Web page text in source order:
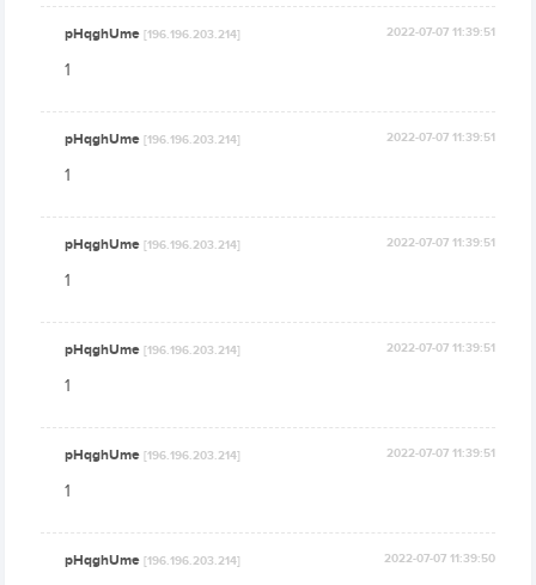
pHqghUme[196.196.203.214] 2022-07-07 11:39:51
1
pHqghUme[196.196.203.214] 2022-07-07 11:39:51
1
pHqghUme[196.196.203.214] 2022-07-07 11:39:51
1
pHqghUme[196.196.203.214] 2022-07-07 11:39:51
1
pHqghUme[196.196.203.214] 2022-07-07 11:39:51
1
pHqghUme[196.196.203.214] 2022-07-07 11:39:50